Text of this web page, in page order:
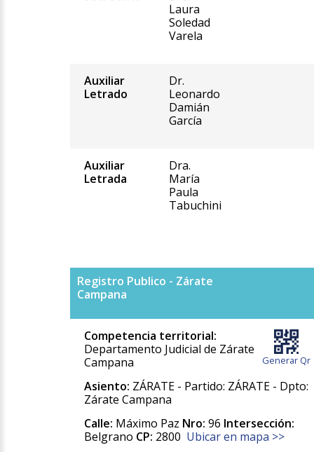
Laura
Soledad
Varela
Auxiliar
Letrado
Dr.
Leonardo
Damián
García
Auxiliar
Letrada
Dra.
María
Paula
Tabuchini
Registro Publico - Zárate
Campana
Generar Qr
Competencia territorial:
Departamento Judicial de Zárate
Campana
Asiento: ZÁRATE - Partido: ZÁRATE - Dpto:
Zárate Campana
Calle: Máximo Paz Nro: 96 Intersección:
Belgrano CP: 2800 Ubicar en mapa >>